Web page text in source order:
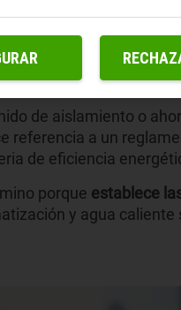
de aislamiento o
referencia a un
de eficiencia
porque establece
y agua